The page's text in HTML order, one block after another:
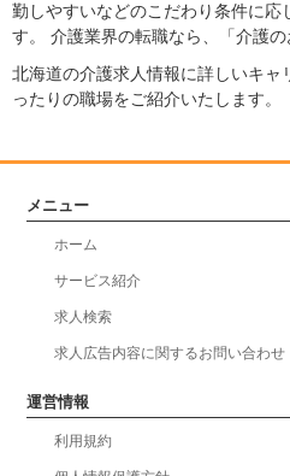
勤しやすいなどのこだわり条件に応
す。 介護業界の転職なら、「介護の
北海道の介護求人情報に詳しいキ
ったりの職場をご紹介いたします。
メニュー
ホーム
サービス紹介
求人検索
求人広告内容に関するお問い合わせ
運営情報
利用規約